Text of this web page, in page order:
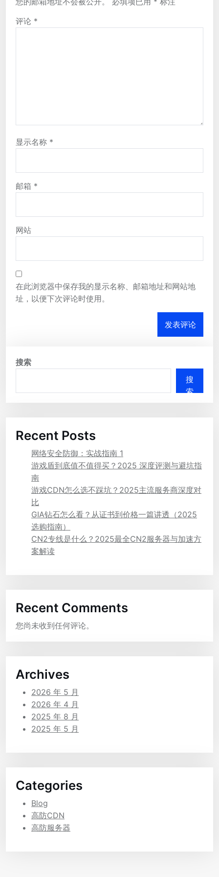
评论 *
显示名称 *
邮箱 *
网站
在此浏览器中保存我的显示名称、邮箱地址和网站地
址，以便下次评论时使用。
搜索
搜
索
Recent Posts
网络安全防御：实战指南 1
游戏盾到底值不值得买？2025 深度评测与避坑指
南
游戏CDN怎么选不踩坑？2025主流服务商深度对
比
GIA钻石怎么看？从证书到价格一篇讲透（2025
选购指南）
CN2专线是什么？2025最全CN2服务器与加速方
案解读
Recent Comments
您尚未收到任何评论。
Archives
2026 年 5 月
2026 年 4 月
2025 年 8 月
2025 年 5 月
Categories
Blog
高防CDN
高防服务器